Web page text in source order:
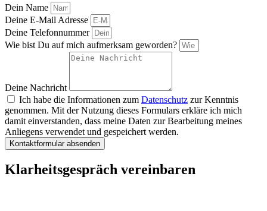
Dein Name
Deine E-Mail Adresse
Deine Telefonnummer
Wie bist Du auf mich aufmerksam geworden?
Deine Nachricht
Ich habe die Informationen zum Datenschutz zur Kenntnis
genommen. Mit der Nutzung dieses Formulars erkläre ich mich
damit einverstanden, dass meine Daten zur Bearbeitung meines
Anliegens verwendet und gespeichert werden.
Kontaktformular absenden
Klarheitsgespräch vereinbaren